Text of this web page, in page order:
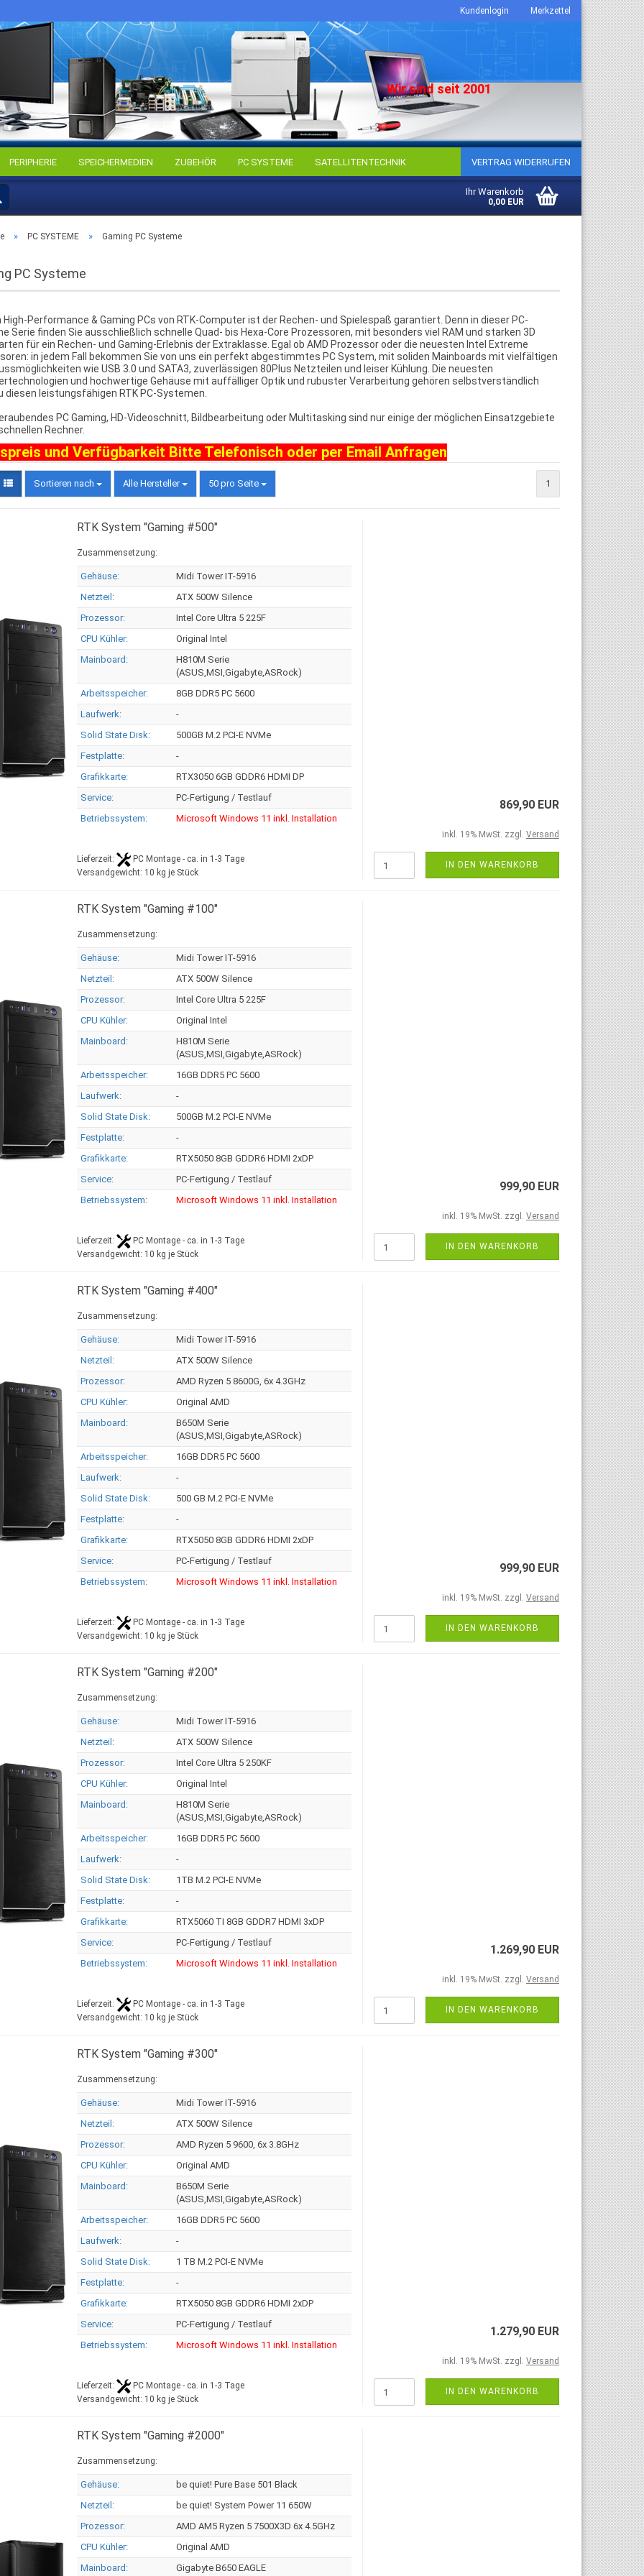
Kundenlogin Merkzettel
Wir sind seit 2001
Ihr Warenkorb
0,00 EUR
PERIPHERIE SPEICHERMEDIEN ZUBEHÖR PC SYSTEME SATELLITENTECHNIK VERTRAG WIDERRUFEN
» PC SYSTEME » Gaming PC Systeme
PC Systeme
High-Performance & Gaming PCs von RTK-Computer ist der Rechen- und Spielespaß garantiert. Denn in dieser PC-
Serie finden Sie ausschließlich schnelle Quad- bis Hexa-Core Prozessoren, mit besonders viel RAM und starken 3D
für ein Rechen- und Gaming-Erlebnis der Extraklasse. Egal ob AMD Prozessor oder die neuesten Intel Extreme
in jedem Fall bekommen Sie von uns ein perfekt abgestimmtes PC System, mit soliden Mainboards mit vielfältigen
wie USB 3.0 und SATA3, zuverlässigen 80Plus Netzteilen und leiser Kühlung. Die neuesten
und hochwertige Gehäuse mit auffälliger Optik und rubuster Verarbeitung gehören selbstverständlich
diesen leistungsfähigen RTK PC-Systemen.
PC Gaming, HD-Videoschnitt, Bildbearbeitung oder Multitasking sind nur einige der möglichen Einsatzgebiete
Rechner.
und Verfügbarkeit Bitte Telefonisch oder per Email Anfragen
Sortieren nach Alle Hersteller 50 pro Seite 1
RTK System "Gaming #500"
Zusammensetzung:
Gehäuse:
Midi Tower IT-5916
Netzteil:
ATX 500W Silence
Prozessor:
Intel Core Ultra 5 225F
CPU Kühler:
Original Intel
Mainboard:
H810M Serie
(ASUS,MSI,Gigabyte,ASRock)
Arbeitsspeicher:
8GB DDR5 PC 5600
Laufwerk:
-
Solid State Disk:
500GB M.2 PCI-E NVMe
Festplatte:
-
Grafikkarte:
RTX3050 6GB GDDR6 HDMI DP
Service:
PC-Fertigung / Testlauf
Betriebssystem:
Microsoft Windows 11 inkl. Installation
Lieferzeit:
PC Montage - ca. in 1-3 Tage
Versandgewicht: 10 kg je Stück
869,90 EUR
inkl. 19% MwSt. zzgl. Versand
IN DEN WARENKORB
RTK System "Gaming #100"
Zusammensetzung:
Gehäuse:
Midi Tower IT-5916
Netzteil:
ATX 500W Silence
Prozessor:
Intel Core Ultra 5 225F
CPU Kühler:
Original Intel
Mainboard:
H810M Serie
(ASUS,MSI,Gigabyte,ASRock)
Arbeitsspeicher:
16GB DDR5 PC 5600
Laufwerk:
-
Solid State Disk:
500GB M.2 PCI-E NVMe
Festplatte:
-
Grafikkarte:
RTX5050 8GB GDDR6 HDMI 2xDP
Service:
PC-Fertigung / Testlauf
Betriebssystem:
Microsoft Windows 11 inkl. Installation
Lieferzeit:
PC Montage - ca. in 1-3 Tage
Versandgewicht: 10 kg je Stück
999,90 EUR
inkl. 19% MwSt. zzgl. Versand
IN DEN WARENKORB
RTK System "Gaming #400"
Zusammensetzung:
Gehäuse:
Midi Tower IT-5916
Netzteil:
ATX 500W Silence
Prozessor:
AMD Ryzen 5 8600G, 6x 4.3GHz
CPU Kühler:
Original AMD
Mainboard:
B650M Serie
(ASUS,MSI,Gigabyte,ASRock)
Arbeitsspeicher:
16GB DDR5 PC 5600
Laufwerk:
-
Solid State Disk:
500 GB M.2 PCI-E NVMe
Festplatte:
-
Grafikkarte:
RTX5050 8GB GDDR6 HDMI 2xDP
Service:
PC-Fertigung / Testlauf
Betriebssystem:
Microsoft Windows 11 inkl. Installation
Lieferzeit:
PC Montage - ca. in 1-3 Tage
Versandgewicht: 10 kg je Stück
999,90 EUR
inkl. 19% MwSt. zzgl. Versand
IN DEN WARENKORB
RTK System "Gaming #200"
Zusammensetzung:
Gehäuse:
Midi Tower IT-5916
Netzteil:
ATX 500W Silence
Prozessor:
Intel Core Ultra 5 250KF
CPU Kühler:
Original Intel
Mainboard:
H810M Serie
(ASUS,MSI,Gigabyte,ASRock)
Arbeitsspeicher:
16GB DDR5 PC 5600
Laufwerk:
-
Solid State Disk:
1TB M.2 PCI-E NVMe
Festplatte:
-
Grafikkarte:
RTX5060 TI 8GB GDDR7 HDMI 3xDP
Service:
PC-Fertigung / Testlauf
Betriebssystem:
Microsoft Windows 11 inkl. Installation
Lieferzeit:
PC Montage - ca. in 1-3 Tage
Versandgewicht: 10 kg je Stück
1.269,90 EUR
inkl. 19% MwSt. zzgl. Versand
IN DEN WARENKORB
RTK System "Gaming #300"
Zusammensetzung:
Gehäuse:
Midi Tower IT-5916
Netzteil:
ATX 500W Silence
Prozessor:
AMD Ryzen 5 9600, 6x 3.8GHz
CPU Kühler:
Original AMD
Mainboard:
B650M Serie
(ASUS,MSI,Gigabyte,ASRock)
Arbeitsspeicher:
16GB DDR5 PC 5600
Laufwerk:
-
Solid State Disk:
1 TB M.2 PCI-E NVMe
Festplatte:
-
Grafikkarte:
RTX5050 8GB GDDR6 HDMI 2xDP
Service:
PC-Fertigung / Testlauf
Betriebssystem:
Microsoft Windows 11 inkl. Installation
Lieferzeit:
PC Montage - ca. in 1-3 Tage
Versandgewicht: 10 kg je Stück
1.279,90 EUR
inkl. 19% MwSt. zzgl. Versand
IN DEN WARENKORB
RTK System "Gaming #2000"
Zusammensetzung:
Gehäuse:
be quiet! Pure Base 501 Black
Netzteil:
be quiet! System Power 11 650W
Prozessor:
AMD AM5 Ryzen 5 7500X3D 6x 4.5GHz
CPU Kühler:
Original AMD
Mainboard:
Gigabyte B650 EAGLE